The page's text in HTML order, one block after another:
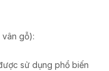
vân gỗ):
sử dụng phổ biến